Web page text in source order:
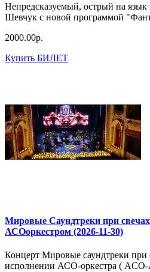
Непредсказуемый, острый на
Шевчук с новой программой
2000.00р.
Купить БИЛЕТ
Мировые Саундтреки при свечах
АСОоркестром (2026-11-30)
Концерт Мировые саундтреки при
исполнении АСО-оркестра ( ACO-